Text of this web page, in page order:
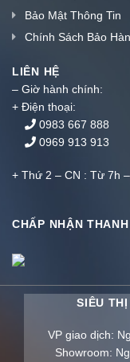
Bảo Mật Thông Tin
Chính Sách Bảo
LIÊN HỆ
– Giờ hành chính:
+ Điện thoại:
0983 667 888
0969 913 913
+ Thứ 2 – CN : Từ 7h
CHẤP NHẬN
SIÊU
VP giao dịch:
Showroom: